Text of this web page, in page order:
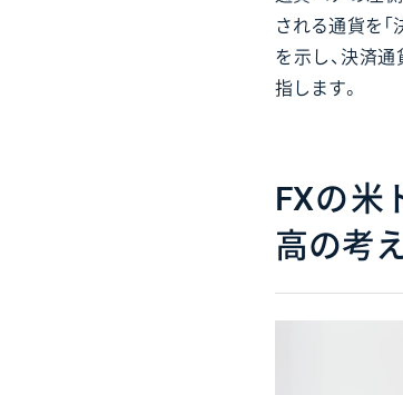
される通貨を
を示し、決済
指します。
FXの米
高の考